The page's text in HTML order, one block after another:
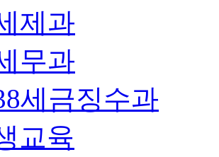
제과
무과
세금징수과
교육